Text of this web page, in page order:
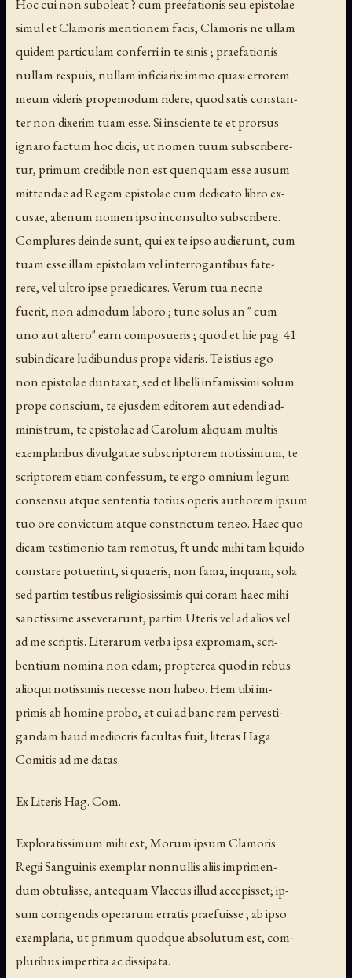
Hoc cui non suboleat ? cum preefationis seu epistolae
simul et Clamoris mentionem facis, Clamoris ne ullam
quidem particulam conferri in te sinis ; praefationis
nullam respuis, nullam inficiaris: immo quasi errorem
meum videris propemodum ridere, quod satis constan-
ter non dixerim tuam esse. Si insciente te et prorsus
ignaro factum hoc dicis, ut nomen tuum subscribere-
tur, primum credibile non est quenquam esse ausum
mittendae ad Regem epistolae cum dedicato libro ex-
cusae, alienum nomen ipso inconsulto subscribere.
Complures deinde sunt, qui ex te ipso audierunt, cum
tuam esse illam epistolam vel interrogantibus fate-
rere, vel ultro ipse praedicares. Verum tua necne
fuerit, non admodum laboro ; tune solus an " cum
uno aut altero" earn composueris ; quod et hie pag. 41
subindicare ludibundus prope videris. Te istius ego
non epistolae duntaxat, sed et libelli infamissimi solum
prope conscium, te ejusdem editorem aut edendi ad-
ministrum, te epistolae ad Carolum aliquam multis
exemplaribus divulgatae subscriptorem notissimum, te
scriptorem etiam confessum, te ergo omnium legum
consensu atque sententia totius operis authorem ipsum
tuo ore convictum atque constrictum teneo. Haec quo
dicam testimonio tam remotus, ft unde mihi tam liquido
constare potuerint, si quaeris, non fama, inquam, sola
sed partim testibus religiosissimis qui coram haec mihi
sanctissime asseverarunt, partim Uteris vel ad alios vel
ad me scriptis. Literarum verba ipsa expromam, scri-
bentium nomina non edam; propterea quod in rebus
alioqui notissimis necesse non habeo. Hem tibi im-
primis ab homine probo, et cui ad banc rem pervesti-
gandam haud mediocris facultas fuit, literas Haga
Comitis ad me datas.
Ex Literis Hag. Com.
Exploratissimum mihi est, Morum ipsum Clamoris
Regii Sanguinis exemplar nonnullis aliis imprimen-
dum obtulisse, antequam Vlaccus illud accepisset; ip-
sum corrigendis operarum erratis praefuisse ; ab ipso
exemplaria, ut primum quodque absolutum est, com-
pluribus impertita ac dissipata.